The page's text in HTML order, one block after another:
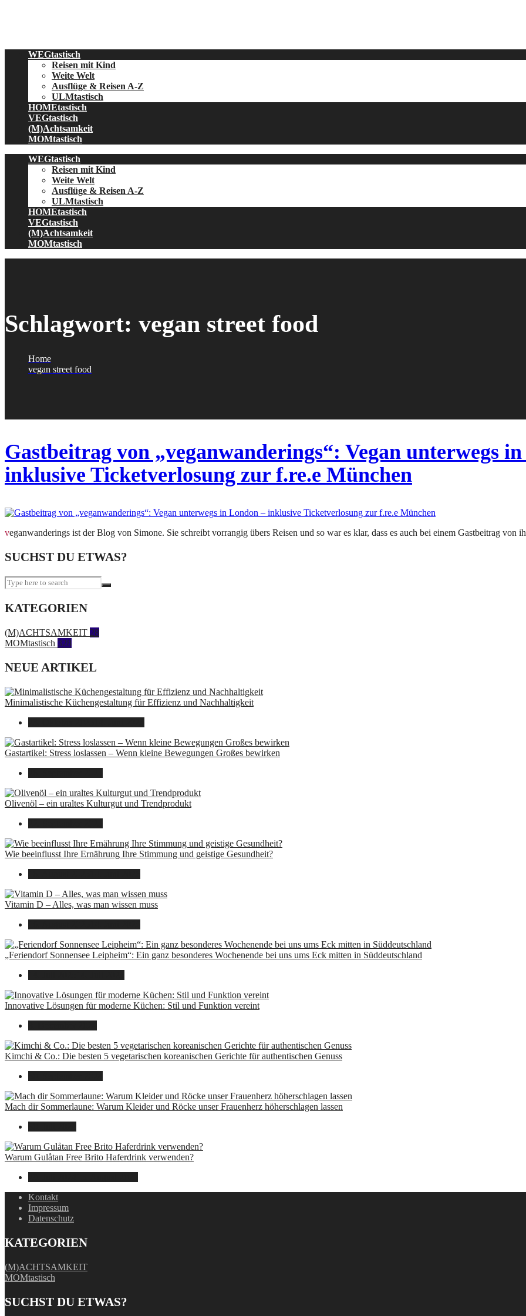
WEGtastisch
Reisen mit Kind
Weite Welt
Ausflüge & Reisen A-Z
ULMtastisch
HOMEtastisch
VEGtastisch
(M)Achtsamkeit
MOMtastisch
WEGtastisch
Reisen mit Kind
Weite Welt
Ausflüge & Reisen A-Z
ULMtastisch
HOMEtastisch
VEGtastisch
(M)Achtsamkeit
MOMtastisch
Schlagwort: vegan street food
Home
vegan street food
Gastbeitrag von „veganwanderings“: Vegan unterwegs
inklusive Ticketverlosung zur f.re.e München
veganwanderings ist der Blog von Simone. Sie schreibt vorrangig übers Reisen und so war es klar, dass es auch bei einem Gastbeitrag von
SUCHST DU ETWAS?
KATEGORIEN
(M)ACHTSAMKEIT 28
MOMtastisch 328
NEUE ARTIKEL
Minimalistische Küchengestaltung für Effizienz und Nachhaltigkeit
Gastartikel: Stress loslassen – Wenn kleine Bewegungen Großes bewirken
Olivenöl – ein uraltes Kulturgut und Trendprodukt
Wie beeinflusst Ihre Ernährung Ihre Stimmung und geistige Gesundheit?
Vitamin D – Alles, was man wissen muss
„Feriendorf Sonnensee Leipheim“: Ein ganz besonderes Wochenende bei uns ums Eck mitten in Süddeutschland
Innovative Lösungen für moderne Küchen: Stil und Funktion vereint
Kimchi & Co.: Die besten 5 vegetarischen koreanischen Gerichte für authentischen Genuss
Mach dir Sommerlaune: Warum Kleider und Röcke unser Frauenherz höherschlagen lassen
Warum Gulåtan Free Brito Haferdrink verwenden?
Kontakt
Impressum
Datenschutz
KATEGORIEN
(M)ACHTSAMKEIT
MOMtastisch
SUCHST DU ETWAS?